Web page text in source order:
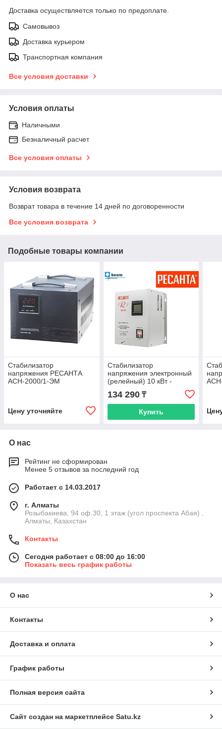
Доставка осуществляется только по предоплате.
Самовывоз
Доставка курьером
Транспортная компания
Все условия доставки
Условия оплаты
Наличными
Безналичный расчет
Все условия оплаты
Условия возврата
Возврат товара в течение 14 дней по договоренности
Все условия возврата
Подобные товары компании
Стабилизатор
напряжения РЕСАНТА
АСН-2000/1-ЭМ
Цену уточняйте
Стабилизатор
напряжения электронный
(релейный) 10 кВт -
Ресанта ACH-10000Н/1-Ц
-настенный
134 290₸
Купить
О нас
Рейтинг не сформирован
Менее 5 отзывов за последний год
Работает с 14.03.2017
г. Алматы
Розыбакиева, 94 оф.30, 1 этаж (угол проспекта Абая) ,
Алматы, Казахстан
Контакты
Сегодня работает с 08:00 до 16:00
Показать весь график работы
О нас
Контакты
Доставка и оплата
График работы
Полная версия сайта
Сайт создан на маркетплейсе Satu.kz